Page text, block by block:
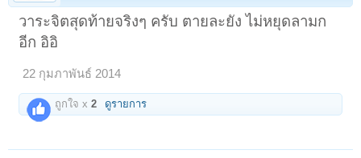
วาระจิตสุดท้ายจริงๆ ครับ ตายละยัง ไม่หยุดลามก
อีก อิอิ
22 กุมภาพันธ์ 2014
ถูกใจ x2 ดูรายการ